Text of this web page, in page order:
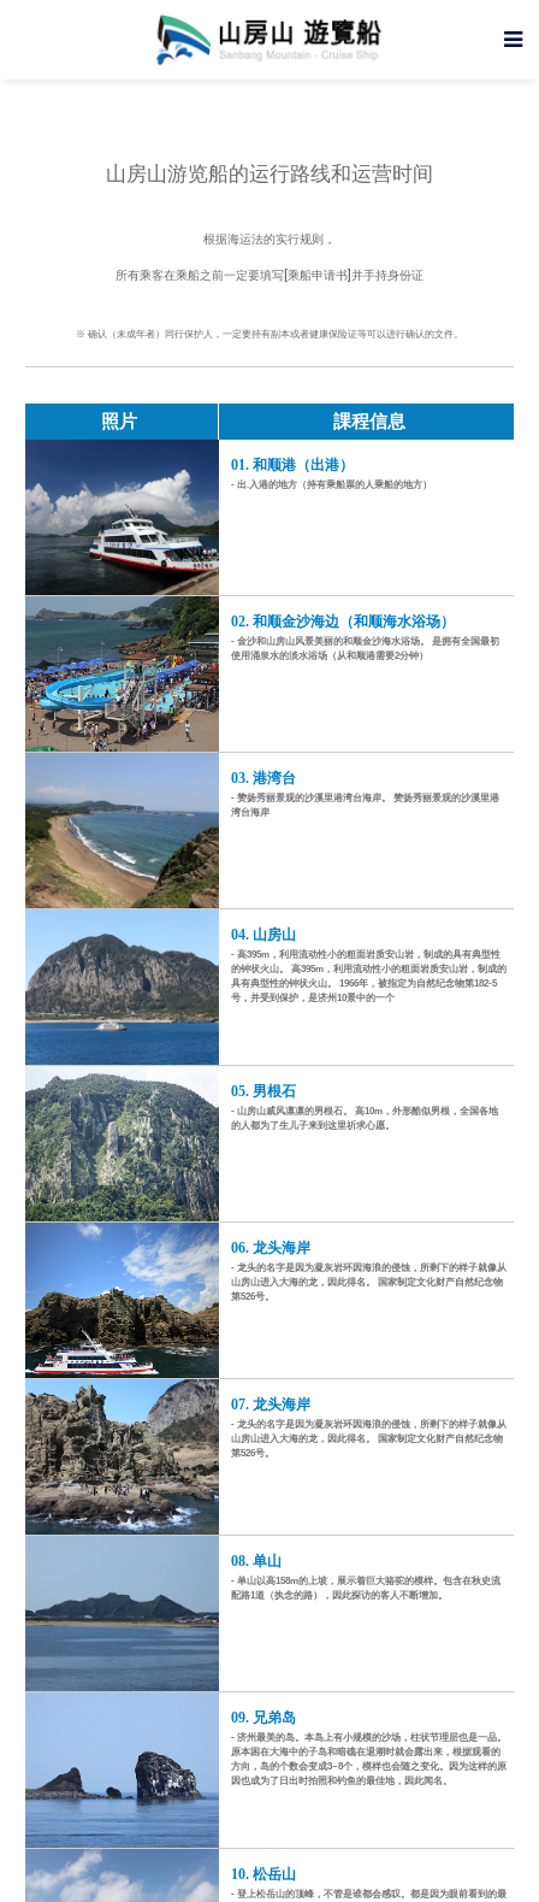
山房山游览船的运行路线和运营时间
根据海运法的实行规则，
所有乘客在乘船之前一定要填写[乘船申请书]并手持身份证
※ 确认（未成年者）同行保护人，一定要持有副本或者健康保险证等可以进行确认的文件。
照片 課程信息
01. 和顺港（出港）
- 出.入港的地方（持有乘船票的人乘船的地方）
02. 和顺金沙海边（和顺海水浴场）
- 金沙和山房山风景美丽的和顺金沙海水浴场。 是拥有全国最初
使用涌泉水的淡水浴场（从和顺港需要2分钟）
03. 港湾台
- 赞扬秀丽景观的沙溪里港湾台海岸。 赞扬秀丽景观的沙溪里港
湾台海岸
04. 山房山
- 高395m，利用流动性小的粗面岩质安山岩，制成的具有典型性
的钟状火山。 高395m，利用流动性小的粗面岩质安山岩，制成的
具有典型性的钟状火山。 1966年，被指定为自然纪念物第182-5
号，并受到保护，是济州10景中的一个
05. 男根石
- 山房山威风凛凛的男根石。 高10m，外形酷似男根，全国各地
的人都为了生儿子来到这里祈求心愿。
06. 龙头海岸
- 龙头的名字是因为凝灰岩环因海浪的侵蚀，所剩下的样子就像从
山房山进入大海的龙，因此得名。 国家制定文化财产自然纪念物
第526号。
07. 龙头海岸
- 龙头的名字是因为凝灰岩环因海浪的侵蚀，所剩下的样子就像从
山房山进入大海的龙，因此得名。 国家制定文化财产自然纪念物
第526号。
08. 单山
- 单山以高158m的上坡，展示着巨大骆驼的模样。包含在秋史流
配路1道（执念的路），因此探访的客人不断增加。
09. 兄弟岛
- 济州最美的岛。本岛上有小规模的沙场，柱状节理层也是一品。
原本困在大海中的子岛和暗礁在退潮时就会露出来，根据观看的
方向，岛的个数会变成3~8个，模样也会随之变化。因为这样的原
因也成为了日出时拍照和钓鱼的最佳地，因此闻名。
10. 松岳山
- 登上松岳山的顶峰，不管是谁都会感叹。都是因为眼前看到的最